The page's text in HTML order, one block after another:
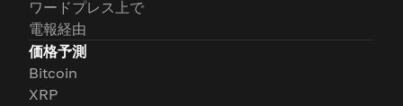
ワードプレス上で
電報経由
価格予測
Bitcoin
XRP